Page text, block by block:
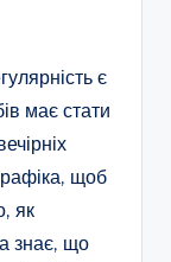
є
має стати
щоб
як
знає, що